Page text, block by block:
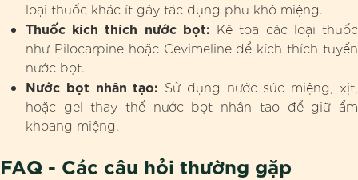
loại thuốc khác ít gây tác dụng phụ khô miệng.
Thuốc kích thích nước bọt: Kê toa các loại thuốc
như Pilocarpine hoặc Cevimeline để kích thích tuyến
nước bọt.
Nước bọt nhân tạo: Sử dụng nước súc miệng, xịt,
hoặc gel thay thế nước bọt nhân tạo để giữ ẩm
khoang miệng.
FAQ - Các câu hỏi thường gặp